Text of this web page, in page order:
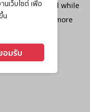
เว็บไซต์ เพื่อ
น
อมรับ
has occurred while
console
for more